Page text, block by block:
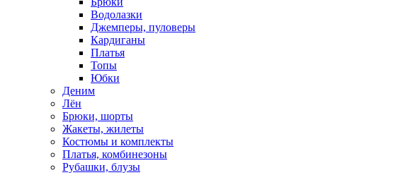
Водолазки
Джемперы, пуловеры
Кардиганы
Платья
Топы
Юбки
Деним
Лён
Брюки, шорты
Жакеты, жилеты
Костюмы и комплекты
Платья, комбинезоны
Рубашки, блузы